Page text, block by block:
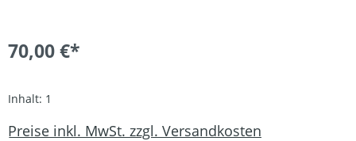
70,00 €*
Inhalt: 1
Preise inkl. MwSt. zzgl. Versandkosten